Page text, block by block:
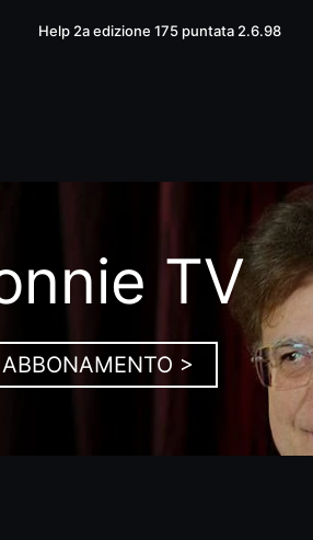
Help 2a edizione 175 puntata 2.6.98
TV
>